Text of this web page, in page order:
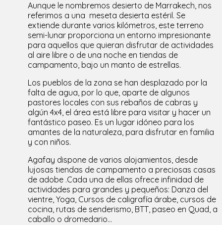
Aunque le nombremos desierto de Marrakech, nos
referimos a una meseta desierta estéril. Se
extiende durante varios kilómetros, este terreno
semi-lunar proporciona un entorno impresionante
para aquellos que quieran disfrutar de actividades
al aire libre o de una noche en tiendas de
campamento, bajo un manto de estrellas.
Los pueblos de la zona se han desplazado por la
falta de agua, por lo que, aparte de algunos
pastores locales con sus rebaños de cabras y
algún 4x4, el área está libre para visitar y hacer un
fantástico paseo. Es un lugar idóneo para los
amantes de la naturaleza, para disfrutar en familia
y con niños.
Agafay dispone de varios alojamientos, desde
lujosas tiendas de campamento a preciosas casas
de adobe .Cada una de ellas ofrece infinidad de
actividades para grandes y pequeños: Danza del
vientre, Yoga, Cursos de caligrafía árabe, cursos de
cocina, rutas de senderismo, BTT, paseo en Quad, a
caballo o dromedario…